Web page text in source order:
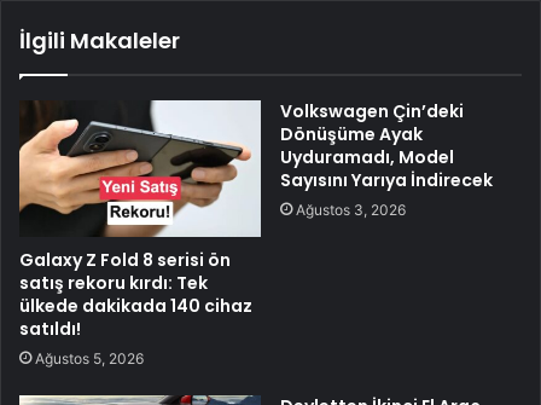
İlgili Makaleler
Galaxy Z Fold 8 serisi ön
satış rekoru kırdı: Tek
ülkede dakikada 140 cihaz
satıldı!
Ağustos 5, 2026
Volkswagen Çin’deki
Dönüşüme Ayak
Uyduramadı, Model
Sayısını Yarıya İndirecek
Ağustos 3, 2026